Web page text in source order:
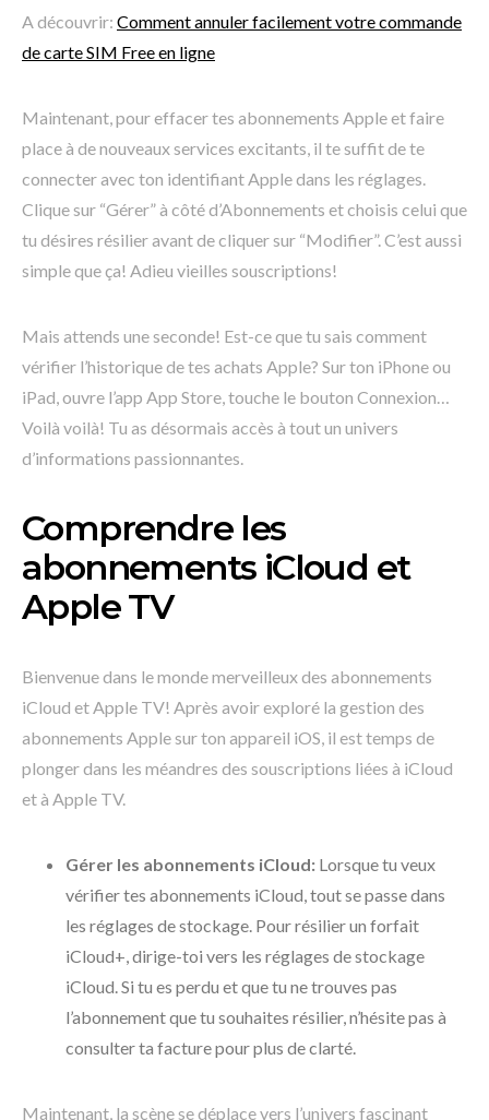
A découvrir: Comment annuler facilement votre commande
de carte SIM Free en ligne
Maintenant, pour effacer tes abonnements Apple et faire
place à de nouveaux services excitants, il te suffit de te
connecter avec ton identifiant Apple dans les réglages.
Clique sur “Gérer” à côté d’Abonnements et choisis celui que
tu désires résilier avant de cliquer sur “Modifier”. C’est aussi
simple que ça! Adieu vieilles souscriptions!
Mais attends une seconde! Est-ce que tu sais comment
vérifier l’historique de tes achats Apple? Sur ton iPhone ou
iPad, ouvre l’app App Store, touche le bouton Connexion…
Voilà voilà! Tu as désormais accès à tout un univers
d’informations passionnantes.
Comprendre les
abonnements iCloud et
Apple TV
Bienvenue dans le monde merveilleux des abonnements
iCloud et Apple TV! Après avoir exploré la gestion des
abonnements Apple sur ton appareil iOS, il est temps de
plonger dans les méandres des souscriptions liées à iCloud
et à Apple TV.
Gérer les abonnements iCloud: Lorsque tu veux
vérifier tes abonnements iCloud, tout se passe dans
les réglages de stockage. Pour résilier un forfait
iCloud+, dirige-toi vers les réglages de stockage
iCloud. Si tu es perdu et que tu ne trouves pas
l’abonnement que tu souhaites résilier, n’hésite pas à
consulter ta facture pour plus de clarté.
Maintenant, la scène se déplace vers l’univers fascinant